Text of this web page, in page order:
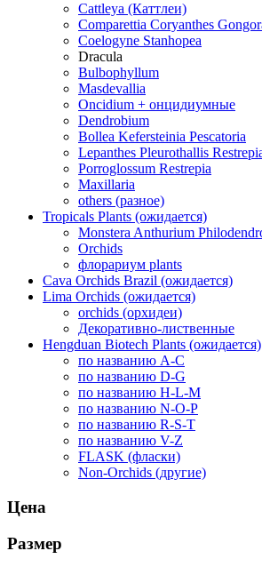
Cattleya (Каттлеи)
Comparettia Coryanthes
Coelogyne Stanhopea
Dracula
Bulbophyllum
Masdevallia
Oncidium + онцидиумные
Dendrobium
Bollea Kefersteinia Pescatoria
Lepanthes Pleurothallis
Porroglossum Restrepia
Maxillaria
others (разное)
Tropicals Plants (ожидается)
​​​​​​​Monstera Anthurium
Orchids
флорариум plants
Cava Orchids Brazil (ожидается)
Lima Orchids (ожидается)
orchids (орхидеи)
Декоративно-лиственные
Hengduan Biotech Plants (ожидается)
по названию A-C
по названию D-G
по названию H-L-M
по названию N-O-P
по названию R-S-T
по названию V-Z
FLASK (фласки)
Non-Orchids (другие)
Цена
Размер